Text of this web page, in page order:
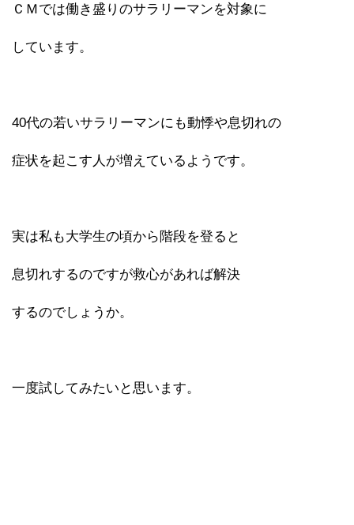
ＣＭでは働き盛りのサラリーマンを対象に
しています。
40代の若いサラリーマンにも動悸や息切れの
症状を起こす人が増えているようです。
実は私も大学生の頃から階段を登ると
息切れするのですが救心があれば解決
するのでしょうか。
一度試してみたいと思います。